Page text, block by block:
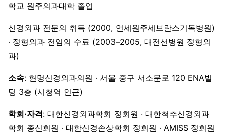
학교 원주의과대학 졸업
신경외과 전문의 취득 (2000, 연세원주세브란스기독병원)
· 정형외과 전임의 수료 (2003–2005, 대전선병원 정형외
과)
소속: 현명신경외과의원 · 서울 중구 서소문로 120 ENA빌
딩 3층 (시청역 인근)
학회·자격: 대한신경외과학회 정회원 · 대한척추신경외과
학회 종신회원 · 대한신경손상학회 정회원 · AMISS 정회원